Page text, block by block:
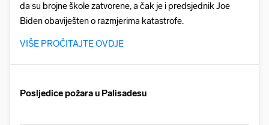
da su brojne škole zatvorene, a čak je i predsjednik Joe
Biden obaviješten o razmjerima katastrofe.
VIŠE PROČITAJTE OVDJE
Posljedice požara u Palisadesu